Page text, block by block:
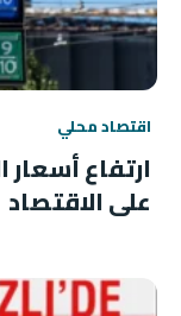
اقتصاد محلي
ارتفاع أسعار
على الاقتصاد